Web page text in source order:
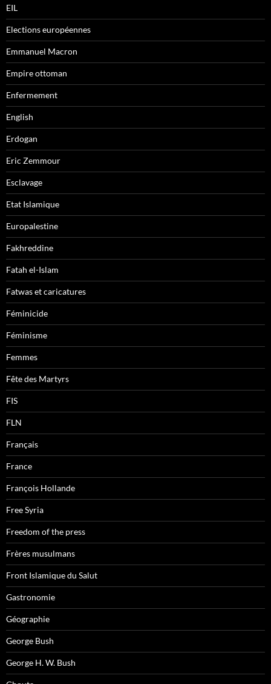
EIL
Elections européennes
Emmanuel Macron
Empire ottoman
Enfermement
English
Erdogan
Eric Zemmour
Esclavage
Etat Islamique
Europalestine
Fakhreddine
Fatah el-Islam
Fatwas et caricatures
Féminicide
Féminisme
Femmes
Fête des Martyrs
FIS
FLN
Français
France
François Hollande
Free Syria
Freedom of the press
Frères musulmans
Front Islamique du Salut
Gastronomie
Géographie
George Bush
George H. W. Bush